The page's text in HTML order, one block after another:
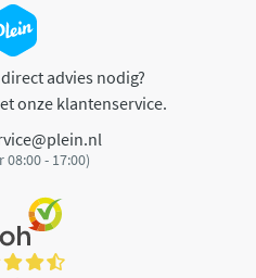
advies nodig?
onze klantenservice.
- 17:00)